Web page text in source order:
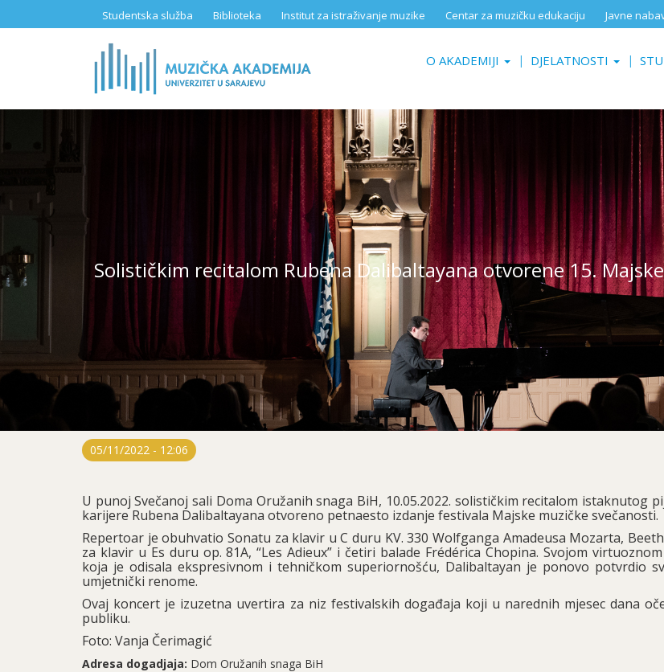
Studentska služba Biblioteka Institut za istraživanje muzike Centar za muzičku edukaciju Javne
O AKADEMIJI DJELATNOSTI
Solističkim recitalom Rubena Dalibaltayana otvorene 15.
05/11/2022 - 12:06
U punoj Svečanoj sali Doma Oružanih snaga BiH, 10.05.2022. solističkim recitalom istaknutog
karijere Rubena Dalibaltayana otvoreno petnaesto izdanje festivala Majske muzičke svečanosti.
Repertoar je obuhvatio Sonatu za klavir u C duru KV. 330 Wolfganga Amadeusa Mozarta,
za klavir u Es duru op. 81A, “Les Adieux” i četiri balade Frédérica Chopina. Svojom
koja je odisala ekspresivnom i tehničkom superiornošću, Dalibaltayan je ponovo potvrdio
umjetnički renome.
Ovaj koncert je izuzetna uvertira za niz festivalskih događaja koji u narednih mjesec dana
publiku.
Foto: Vanja Čerimagić
Adresa dogadjaja: Dom Oružanih snaga BiH